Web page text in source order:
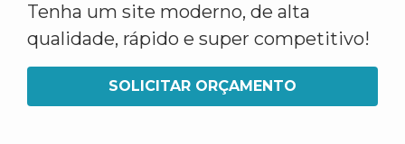
Tenha um site moderno, de alta
qualidade, rápido e super competitivo!
SOLICITAR ORÇAMENTO